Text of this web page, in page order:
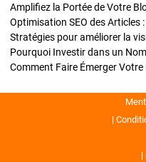
Amplifiez la Portée de Votre